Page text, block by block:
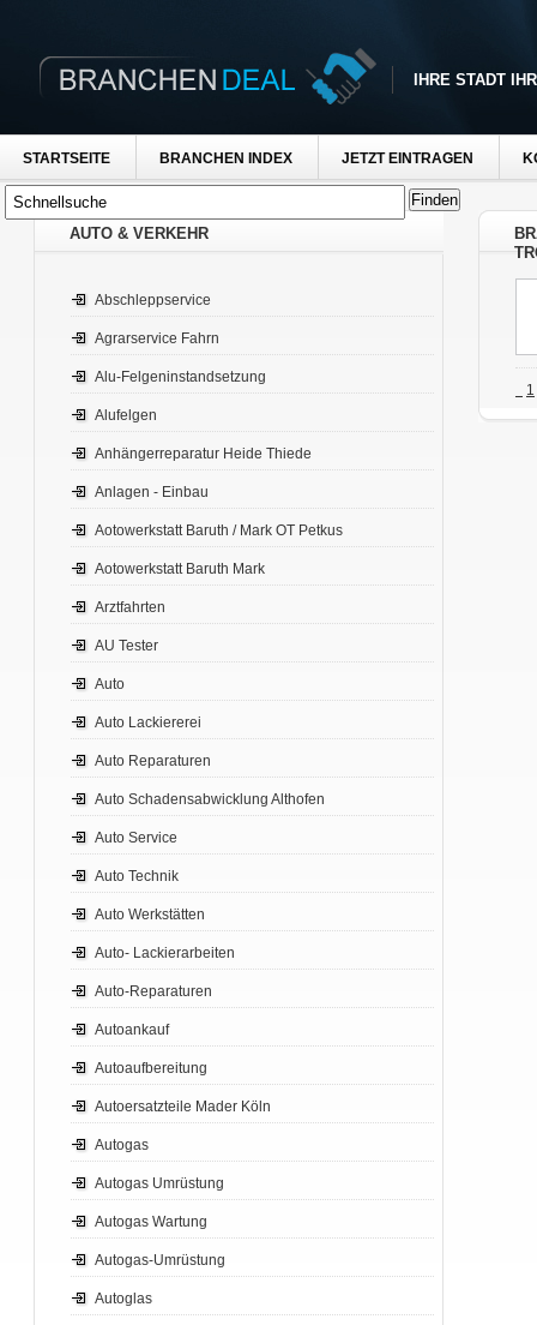
IHRE STADT
STARTSEITE BRANCHEN INDEX JETZT EINTRAGEN
AUTO & VERKEHR
Abschleppservice
Agrarservice Fahrn
Alu-Felgeninstandsetzung
Alufelgen
Anhängerreparatur Heide Thiede
Anlagen - Einbau
Aotowerkstatt Baruth / Mark OT Petkus
Aotowerkstatt Baruth Mark
Arztfahrten
AU Tester
Auto
Auto Lackiererei
Auto Reparaturen
Auto Schadensabwicklung Althofen
Auto Service
Auto Technik
Auto Werkstätten
Auto- Lackierarbeiten
Auto-Reparaturen
Autoankauf
Autoaufbereitung
Autoersatzteile Mader Köln
Autogas
Autogas Umrüstung
Autogas Wartung
Autogas-Umrüstung
Autoglas
1